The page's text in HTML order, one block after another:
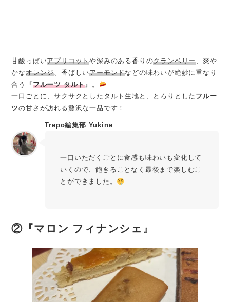
甘酸っぱいアプリコットや深みのある香りのクランベリー、爽や
かなオレンジ、香ばしいアーモンドなどの味わいが絶妙に重なり
合う『フルーツ タルト』。
一口ごとに、サクサクとしたタルト生地と、とろりとした フルー
ツの甘さが訪れる贅沢な一品です！
Trepo編集部 Yukine
一口いただくごとに食感も味わいも変化して
いくので、飽きることなく最後まで楽しむこ
とができました。
②『マロン フィナンシェ』